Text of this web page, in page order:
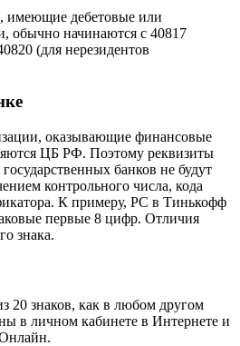
имеющие дебетовые или
обычно начинаются с 40817
(для нерезидентов
оказывающие финансовые
ЦБ РФ. Поэтому реквизиты
банков не будут
контрольного числа, кода
К примеру, РС в Тинькофф
первые 8 цифр. Отличия
знака.
20 знаков, как в любом другом
в личном кабинете в Интернете и